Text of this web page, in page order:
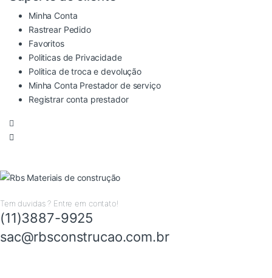
Minha Conta
Rastrear Pedido
Favoritos
Politicas de Privacidade
Politica de troca e devolução
Minha Conta Prestador de serviço
Registrar conta prestador
Tem duvidas ? Entre em contato!
(11)3887-9925
sac@rbsconstrucao.com.br